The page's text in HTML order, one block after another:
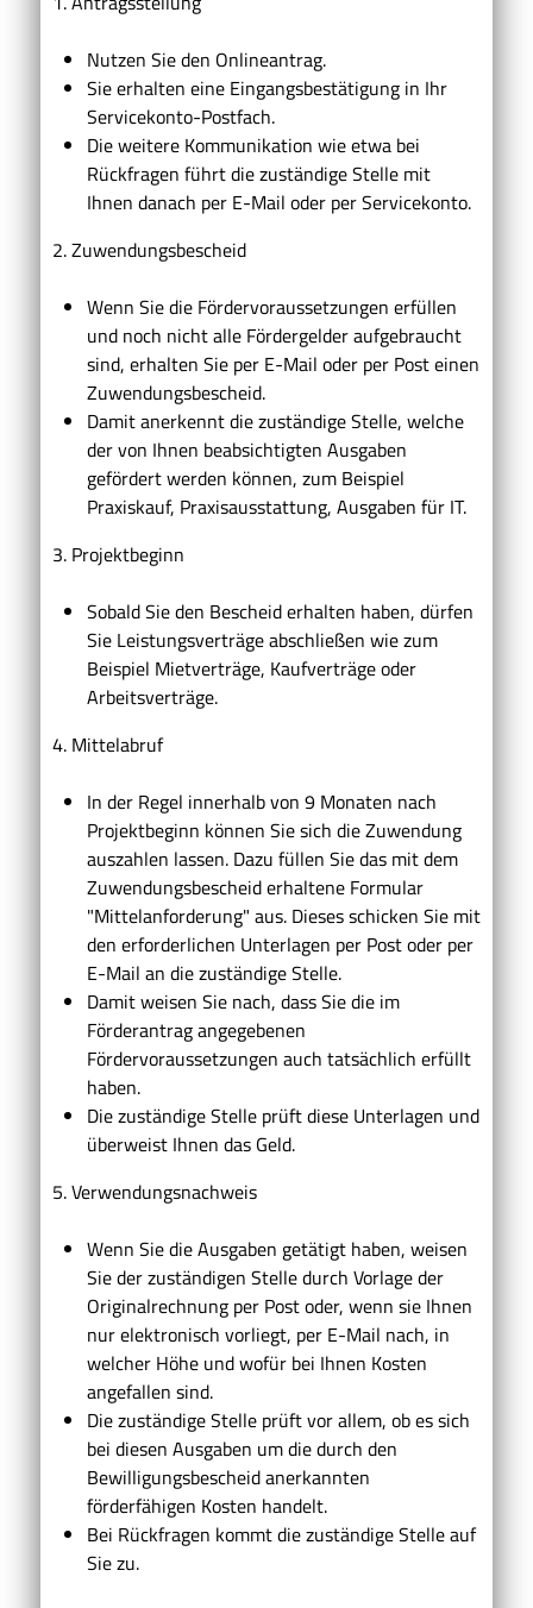
Nutzen Sie den Onlineantrag.
Sie erhalten eine Eingangsbestätigung in Ihr
Servicekonto-Postfach.
Die weitere Kommunikation wie etwa bei
Rückfragen führt die zuständige Stelle mit
Ihnen danach per E-Mail oder per Servicekonto.
2. Zuwendungsbescheid
Wenn Sie die Fördervoraussetzungen erfüllen
und noch nicht alle Fördergelder aufgebraucht
sind, erhalten Sie per E-Mail oder per Post einen
Zuwendungsbescheid.
Damit anerkennt die zuständige Stelle, welche
der von Ihnen beabsichtigten Ausgaben
gefördert werden können, zum Beispiel
Praxiskauf, Praxisausstattung, Ausgaben für IT.
3. Projektbeginn
Sobald Sie den Bescheid erhalten haben, dürfen
Sie Leistungsverträge abschließen wie zum
Beispiel Mietverträge, Kaufverträge oder
Arbeitsverträge.
4. Mittelabruf
In der Regel innerhalb von 9 Monaten nach
Projektbeginn können Sie sich die Zuwendung
auszahlen lassen. Dazu füllen Sie das mit dem
Zuwendungsbescheid erhaltene Formular
"Mittelanforderung" aus. Dieses schicken Sie mit
den erforderlichen Unterlagen per Post oder per
E-Mail an die zuständige Stelle.
Damit weisen Sie nach, dass Sie die im
Förderantrag angegebenen
Fördervoraussetzungen auch tatsächlich erfüllt
haben.
Die zuständige Stelle prüft diese Unterlagen und
überweist Ihnen das Geld.
5. Verwendungsnachweis
Wenn Sie die Ausgaben getätigt haben, weisen
Sie der zuständigen Stelle durch Vorlage der
Originalrechnung per Post oder, wenn sie Ihnen
nur elektronisch vorliegt, per E-Mail nach, in
welcher Höhe und wofür bei Ihnen Kosten
angefallen sind.
Die zuständige Stelle prüft vor allem, ob es sich
bei diesen Ausgaben um die durch den
Bewilligungsbescheid anerkannten
förderfähigen Kosten handelt.
Bei Rückfragen kommt die zuständige Stelle auf
Sie zu.